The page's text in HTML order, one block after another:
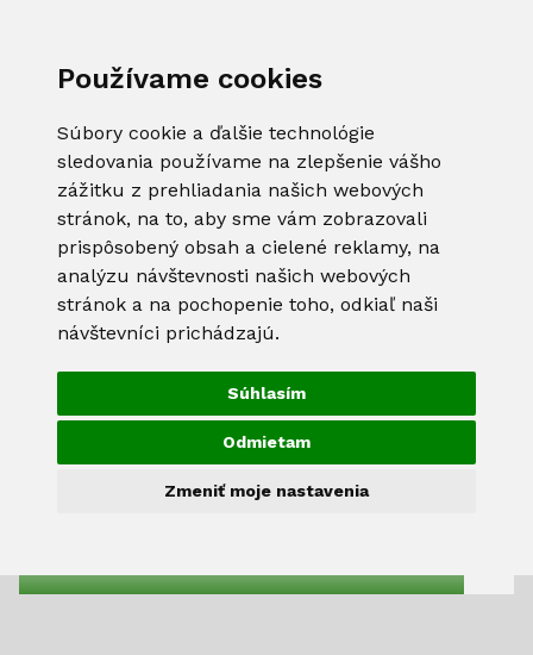
Používame cookies
Súbory cookie a ďalšie technológie
sledovania používame na zlepšenie vášho
zážitku z prehliadania našich webových
stránok, na to, aby sme vám zobrazovali
prispôsobený obsah a cielené reklamy, na
analýzu návštevnosti našich webových
stránok a na pochopenie toho, odkiaľ naši
návštevníci prichádzajú.
Súhlasím
Odmietam
Zmeniť moje nastavenia